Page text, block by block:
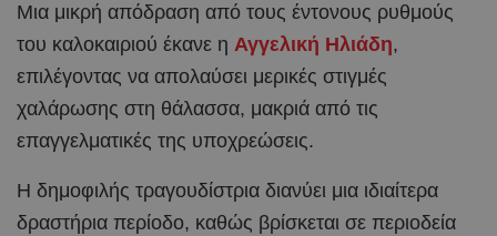
Μια μικρή απόδραση από τους έντονους ρυθμούς
του καλοκαιριού έκανε η Αγγελική Ηλιάδη,
επιλέγοντας να απολαύσει μερικές στιγμές
χαλάρωσης στη θάλασσα, μακριά από τις
επαγγελματικές της υποχρεώσεις.
Η δημοφιλής τραγουδίστρια διανύει μια ιδιαίτερα
δραστήρια περίοδο, καθώς βρίσκεται σε περιοδεία